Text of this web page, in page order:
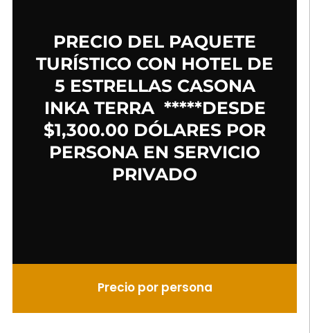
PRECIO DEL PAQUETE
TURÍSTICO CON HOTEL DE
5 ESTRELLAS CASONA
INKA TERRA *****DESDE
$1,300.00 DÓLARES POR
PERSONA EN SERVICIO
PRIVADO
Precio por persona